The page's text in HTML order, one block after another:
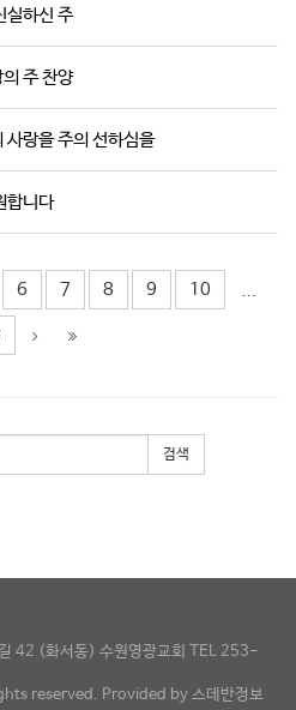
실하신 주
주 찬양
사랑을 주의 선하심을
합니다
6 7 8 9 10 ...
검색
42 (화서동) 수원영광교회 TEL 253-
reserved. Provided by 스데반정보